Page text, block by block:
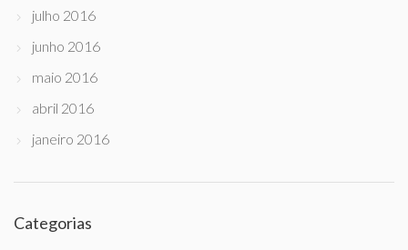
julho 2016
junho 2016
maio 2016
abril 2016
janeiro 2016
Categorias